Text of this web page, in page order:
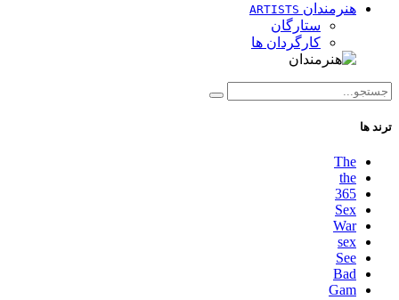
هنرمندان ARTISTS
ستارگان
کارگردان ها
ترند ها
The
the
365
Sex
War
sex
See
Bad
Gam